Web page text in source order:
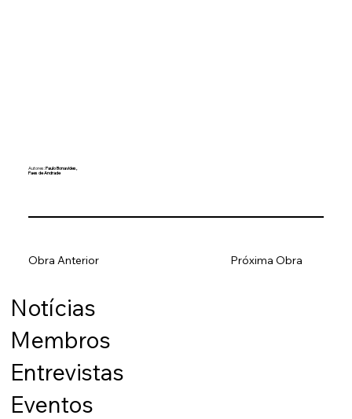
Autores:Paulo Bonavides,
Paes de Andrade
Próxima Obra
Obra Anterior
Notícias
Membros
Entrevistas
Eventos